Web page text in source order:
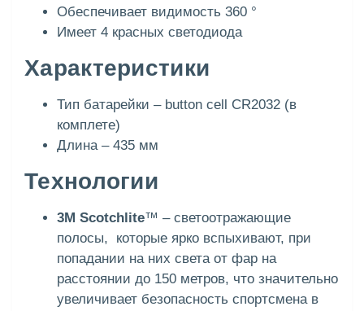
Обеспечивает видимость 360 °
Имеет 4 красных светодиода
Характеристики
Тип батарейки – button cell CR2032 (в
комплете)
Длина – 435 мм
Технологии
3M Scotchlite™ – светоотражающие
полосы, которые ярко вспыхивают, при
попадании на них света от фар на
расстоянии до 150 метров, что значительно
увеличивает безопасность спортсмена в